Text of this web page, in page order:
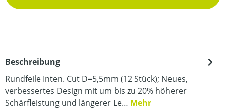
Beschreibung
Rundfeile Inten. Cut D=5,5mm (12 Stück); Neues,
verbessertes Design mit um bis zu 20% höherer
Schärfleistung und längerer Le… Mehr